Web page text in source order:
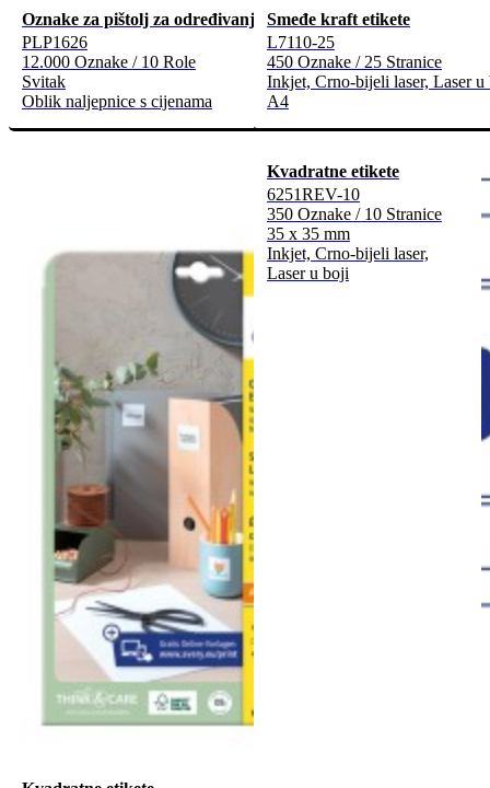
Oznake za pištolj za određivanje cijena
PLP1626
12.000 Oznake / 10 Role
Svitak
Oblik naljepnice s cijenama
Smeđe kraft etikete
L7110-25
450 Oznake / 25 Stranice
Inkjet, Crno-bijeli laser, Laser u
A4
Kvadratne etikete
6251REV-10
350 Oznake / 10 Stranice
35 x 35 mm
Inkjet, Crno-bijeli laser,
Laser u boji